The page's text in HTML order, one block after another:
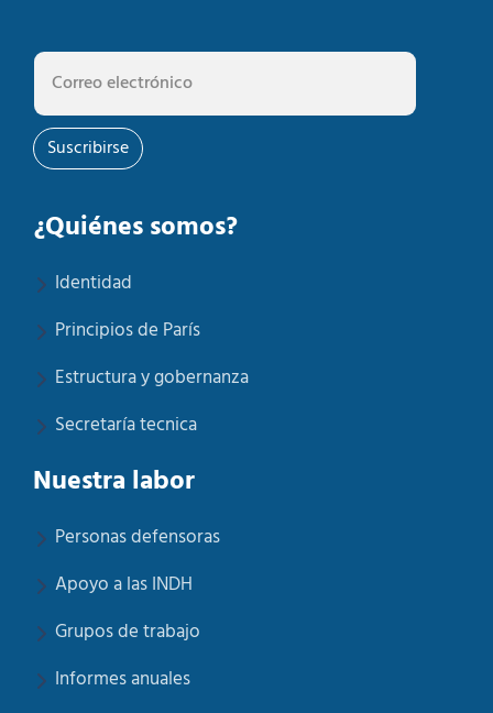
Suscribirse
¿Quiénes somos?
Identidad
Principios de París
Estructura y gobernanza
Secretaría tecnica
Nuestra labor
Personas defensoras
Apoyo a las INDH
Grupos de trabajo
Informes anuales